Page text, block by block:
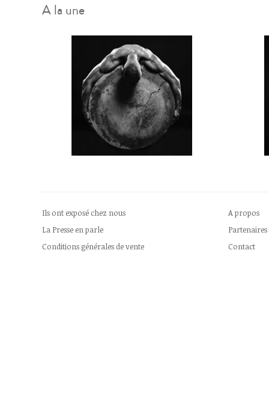
A la une
Ils ont exposé chez nous
La Presse en parle
Conditions générales de vente
A propos
Partenaires
Contact